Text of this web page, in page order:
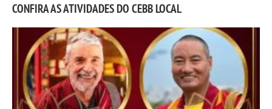
CONFIRA AS ATIVIDADES DO CEBB LOCAL